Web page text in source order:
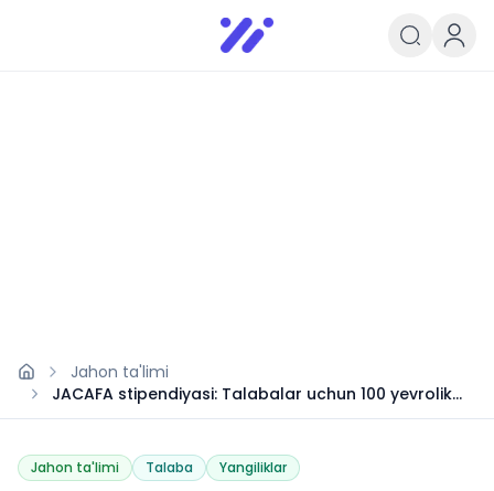
Infoedu
Ta&#039;lim xabarlari va
Jahon ta'limi
JACAFA stipendiyasi: Talabalar uchun 100 yevrolik
grant
Jahon ta'limi Talaba Yangiliklar